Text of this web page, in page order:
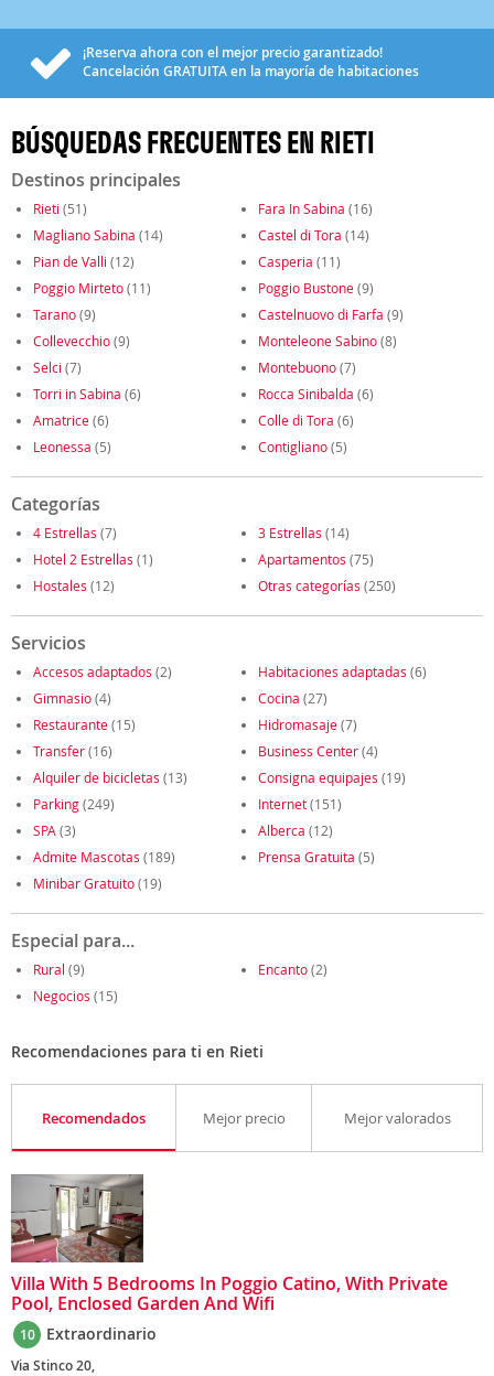
¡Reserva ahora con el mejor precio garantizado!
Cancelación GRATUITAen la mayoría de habitaciones
BÚSQUEDAS FRECUENTES EN RIETI
Destinos principales
Rieti (51) Fara In Sabina (16)
Magliano Sabina (14) Castel di Tora (14)
Pian de Valli (12) Casperia (11)
Poggio Mirteto(11) Poggio Bustone(9)
Tarano(9) Castelnuovo di Farfa (9)
Collevecchio(9) Monteleone Sabino(8)
Selci (7) Montebuono(7)
Torri in Sabina (6) Rocca Sinibalda (6)
Amatrice(6) Colle di Tora (6)
Leonessa (5) Contigliano(5)
Categorías
4 Estrellas (7) 3 Estrellas (14)
Hotel 2 Estrellas (1) Apartamentos (75)
Hostales (12) Otras categorías (250)
Servicios
Accesos adaptados (2) Habitaciones adaptadas (6)
Gimnasio(4) Cocina (27)
Restaurante(15) Hidromasaje(7)
Transfer(16) Business Center(4)
Alquiler de bicicletas (13) Consigna equipajes (19)
Parking(249) Internet(151)
SPA (3) Alberca (12)
Admite Mascotas (189) Prensa Gratuita (5)
Minibar Gratuito(19)
Especial para...
Rural (9) Encanto(2)
Negocios (15)
Recomendaciones para ti en Rieti
Recomendados Mejor precio Mejor valorados
Villa With 5 Bedrooms In Poggio Catino, With Private
Pool, Enclosed Garden And Wifi
10 Extraordinario
Via Stinco 20,